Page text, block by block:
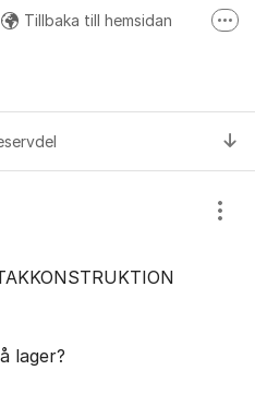
Tillbaka till hemsidan
Hillerstorp Youtube
lager?